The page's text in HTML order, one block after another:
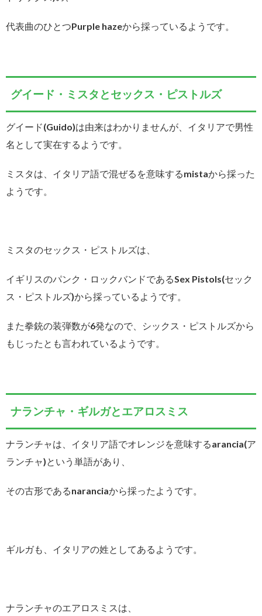
代表曲のひとつPurple hazeから採っているようです。
グイード・ミスタとセックス・ピストルズ
グイード(Guido)は由来はわかりませんが、イタリアで男性
名として実在するようです。
ミスタは、イタリア語で混ぜるを意味するmistaから採った
ようです。
ミスタのセックス・ピストルズは、
イギリスのパンク・ロックバンドであるSex Pistols(セック
ス・ピストルズ)から採っているようです。
また拳銃の装弾数が6発なので、シックス・ピストルズから
もじったとも言われているようです。
ナランチャ・ギルガとエアロスミス
ナランチャは、イタリア語でオレンジを意味するarancia(ア
ランチャ)という単語があり、
その古形であるnaranciaから採ったようです。
ギルガも、イタリアの姓としてあるようです。
ナランチャのエアロスミスは、